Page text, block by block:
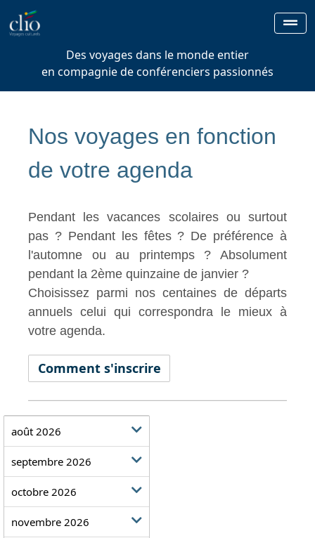
Des voyages dans le monde entier
en compagnie de conférenciers passionnés
Nos voyages en fonction
de votre agenda
Pendant les vacances scolaires ou surtout
pas ? Pendant les fêtes ? De préférence à
l'automne ou au printemps ? Absolument
pendant la 2ème quinzaine de janvier ?
Choisissez parmi nos centaines de départs
annuels celui qui correspondra le mieux à
votre agenda.
Comment s'inscrire
août 2026
septembre 2026
octobre 2026
novembre 2026